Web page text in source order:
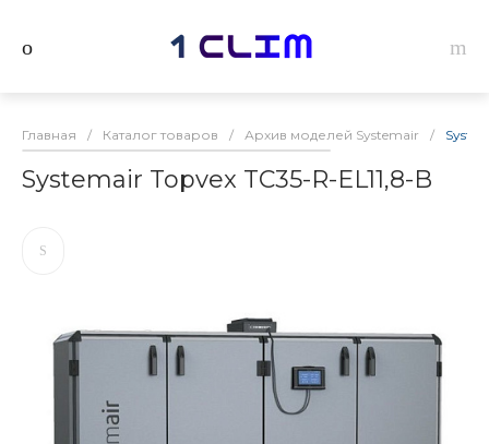
Главная / Каталог товаров / Архив моделей Systemair /
Systemair Topvex TC35-R-EL11,8-B